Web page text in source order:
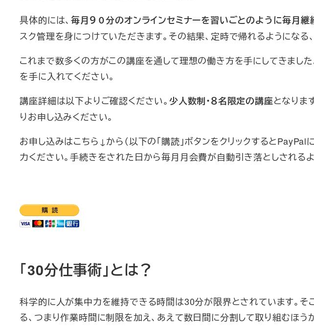
具体的には、毎月９０分のオンラインセミナーを習いごとのように毎月
スク管理を身につけていただきます。その結果、定時で帰れるようになる
これまで数多くの方がこの講座を通して理想の働き方を手にしてきまし
を手に入れてください。
講座詳細は以下よりご確認ください。少人数制・８名限定の講座となりま
りお申し込みください。
お申し込みはこちら↓から（以下の「購読」ボタンをクリックすると
力ください。手続きをされた日から毎月月会費が自動引き落としされるよ
「30分仕事術」とは？
科学的に人が集中力を維持できる時間は30分が限界とされています。
る、つまり作業時間に制限を加え、あえて数日間に分割して取り組むほう